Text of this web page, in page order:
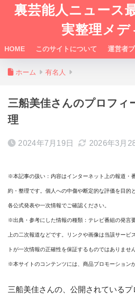
裏芸能人ニュース
実整理メデ
HOME このサイトについて 運営者
ホーム 有名人
三船美佳さんのプロフィ
理
2024年7月19日 2026年3月
※本記事の扱い：内容はインターネット上の報道・
約・整理です。個人への中傷や断定的な評価を目的
各公式発表や一次情報でご確認ください。
※出典・参考にした情報の種類：テレビ番組の発言
上の二次報道などです。リンクや画像は当該サービ
トが一次情報の正確性を保証するものではありません
※本サイトのコンテンツには、商品プロモーション
三船美佳さんの、公開されているプ